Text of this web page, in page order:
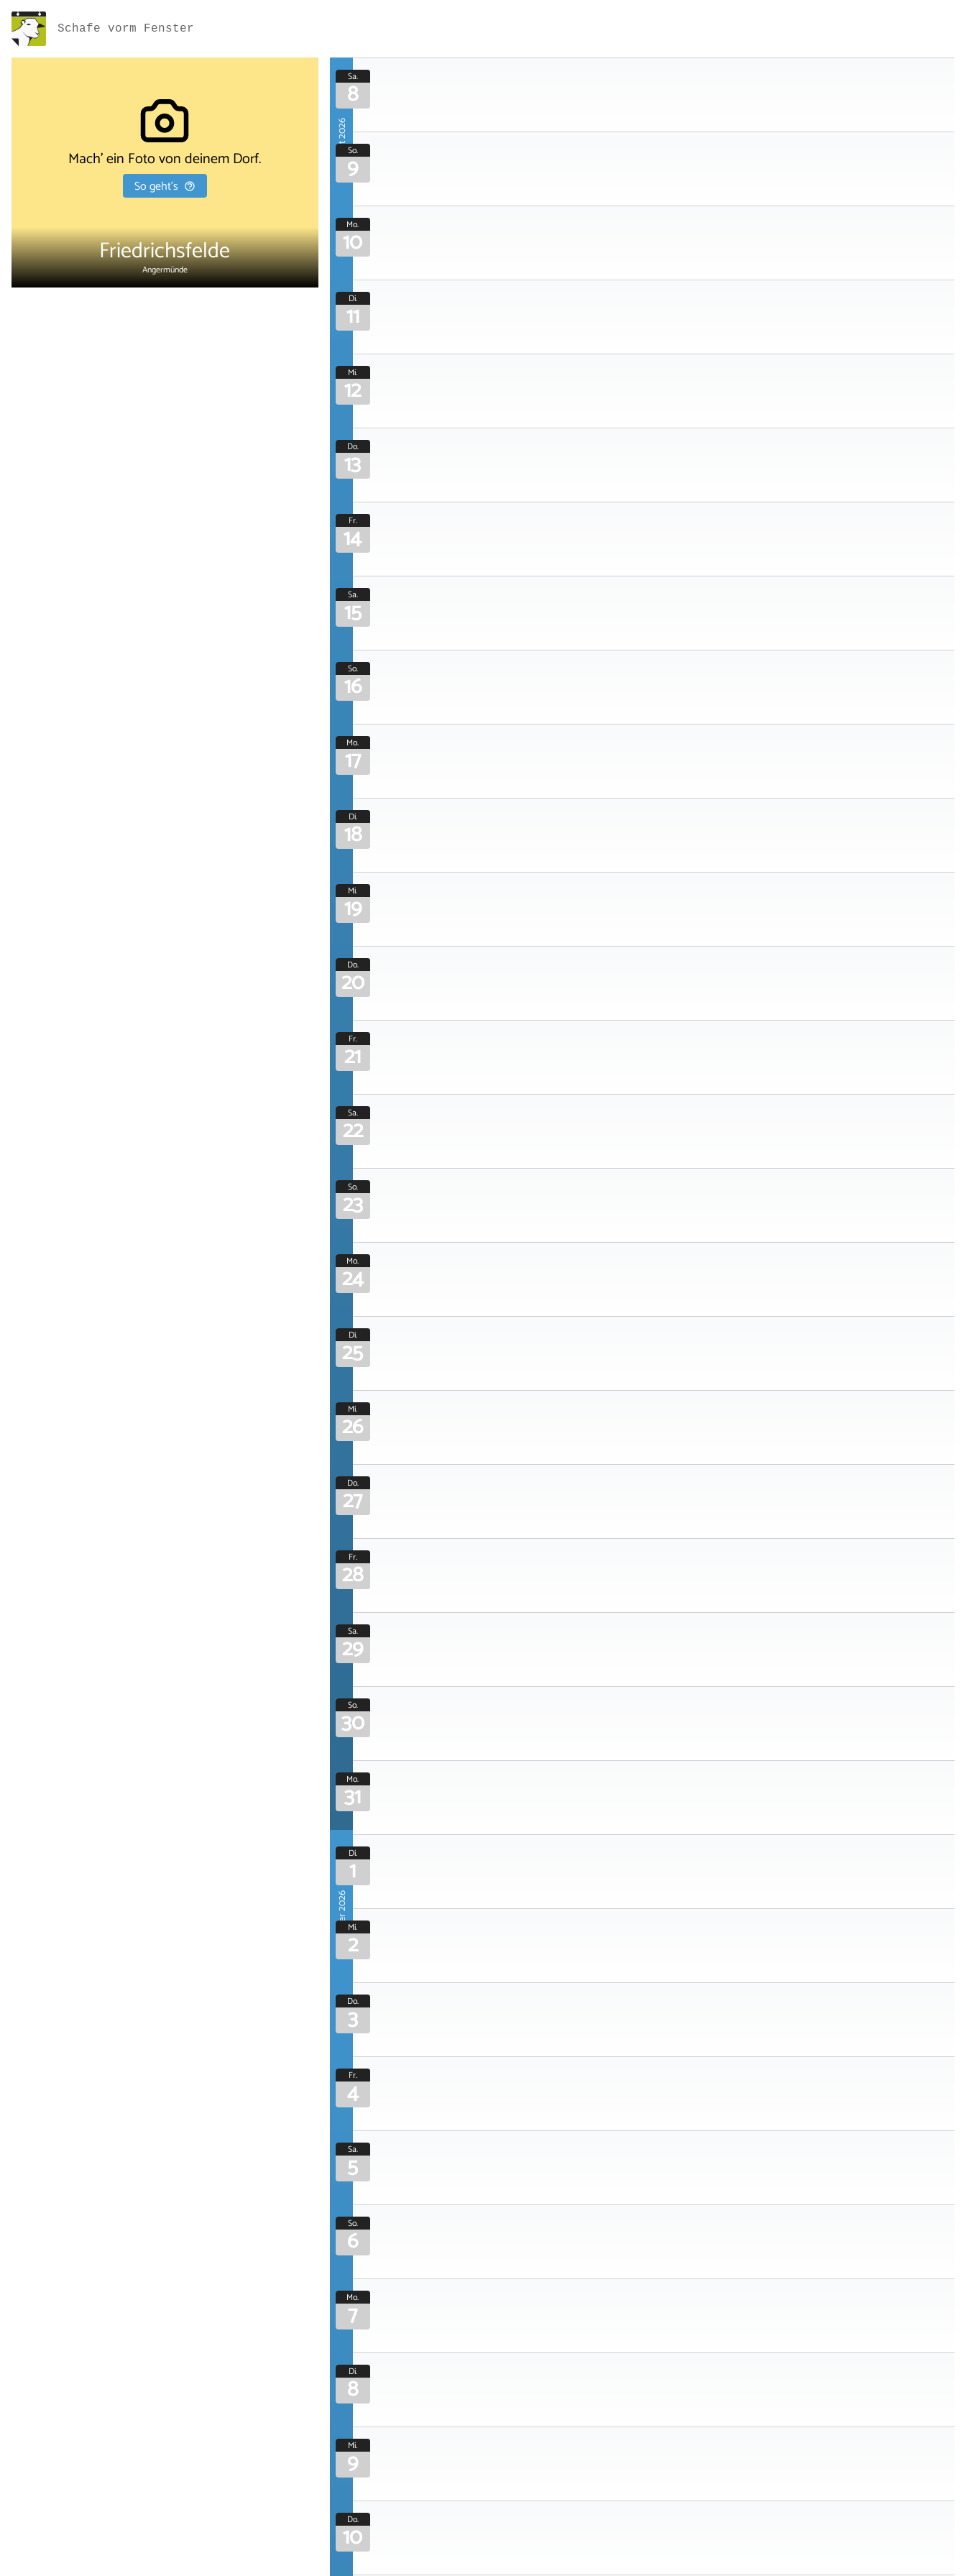
Schafe vorm Fenster
Mach' ein Foto von deinem Dorf.
So geht's
Friedrichsfelde
Angermünde
August 2026
Sa.
8
So.
9
Mo.
10
Di.
11
Mi.
12
Do.
13
Fr.
14
Sa.
15
So.
16
Mo.
17
Di.
18
Mi.
19
Do.
20
Fr.
21
Sa.
22
So.
23
Mo.
24
Di.
25
Mi.
26
Do.
27
Fr.
28
Sa.
29
So.
30
Mo.
31
September 2026
Di.
1
Mi.
2
Do.
3
Fr.
4
Sa.
5
So.
6
Mo.
7
Di.
8
Mi.
9
Do.
10